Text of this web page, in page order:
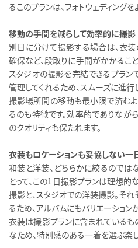
るこのプランは、フォトウェディング
移動の手間を減らして効率的に撮影
別日に分けて撮影する場合は、衣
確保など、段取りに手間がかかるこ
スタジオの撮影を完結できるプラン
管理してくれるため、スムーズに進行
撮影場所間の移動も最小限で済む
るのも特徴です。効率的でありなが
のクオリティも保たれます。
衣装もロケーションも妥協しない一
和装と洋装、どちらかに絞るのでは
とって、この1日撮影プランは理想
撮影と、スタジオでの洋装撮影。そ
るため、アルバムにもバリエーション
衣装は撮影プランに含まれているも
なため、特別感のある一着を選ぶ楽